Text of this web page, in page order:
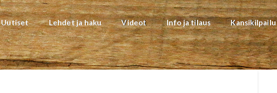
Uutiset Lehdet ja haku Videot Info ja tilaus Kansikilpailu